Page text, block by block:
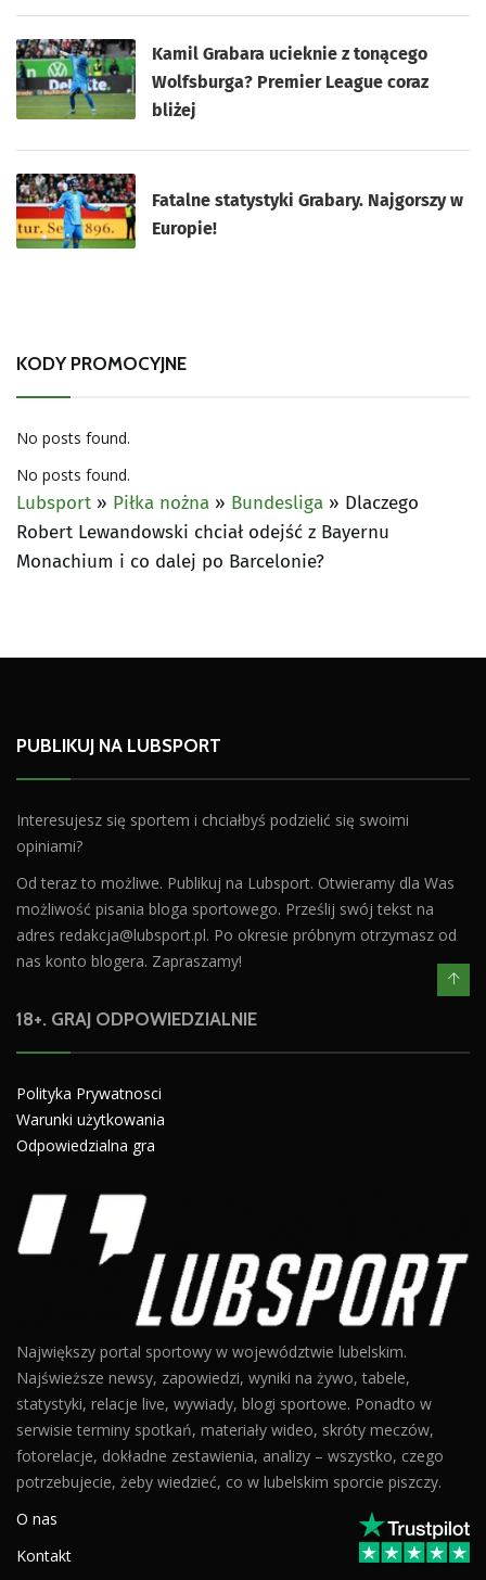
Kamil Grabara ucieknie z tonącego
Wolfsburga? Premier League coraz
bliżej
Fatalne statystyki Grabary. Najgorszy w
Europie!
KODY PROMOCYJNE
No posts found.
No posts found.
Lubsport » Piłka nożna » Bundesliga » Dlaczego
Robert Lewandowski chciał odejść z Bayernu
Monachium i co dalej po Barcelonie?
PUBLIKUJ NA LUBSPORT
Interesujesz się sportem i chciałbyś podzielić się swoimi
opiniami?
Od teraz to możliwe. Publikuj na Lubsport. Otwieramy dla Was
możliwość pisania bloga sportowego. Prześlij swój tekst na
adres redakcja@lubsport.pl. Po okresie próbnym otrzymasz od
nas konto blogera. Zapraszamy!
18+. GRAJ ODPOWIEDZIALNIE
Polityka Prywatnosci
Warunki użytkowania
Odpowiedzialna gra
Największy portal sportowy w województwie lubelskim.
Najświeższe newsy, zapowiedzi, wyniki na żywo, tabele,
statystyki, relacje live, wywiady, blogi sportowe. Ponadto w
serwisie terminy spotkań, materiały wideo, skróty meczów,
fotorelacje, dokładne zestawienia, analizy – wszystko, czego
potrzebujecie, żeby wiedzieć, co w lubelskim sporcie piszczy.
O nas
Kontakt